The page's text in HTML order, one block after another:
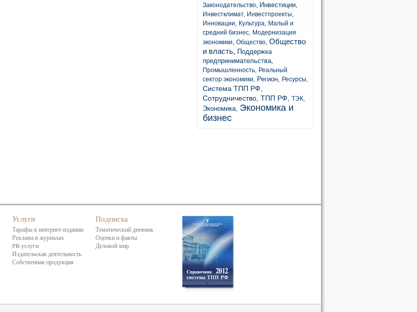
Законодательство, Инвестиции,
Инвестклимат, Инвестпроекты,
Инновации, Культура, Малый и
средний бизнес, Модернизация
экономики, Общество, Общество
и власть, Поддержка
предпринимательства,
Промышленность, Реальный
сектор экономики, Регион, Ресурсы,
Система ТПП РФ,
Сотрудничество, ТПП РФ, ТЭК,
Экономика, Экономика и
бизнес
Услуги
Тарифы в интернет-издании
Реклама в журналах
PR-услуги
Издательская деятельность
Собственная продукция
Подписка
Тематический дневник
Оценки и факты
Деловой мир